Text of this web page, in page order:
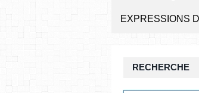
EXPRESSIONS
RECHERCHE